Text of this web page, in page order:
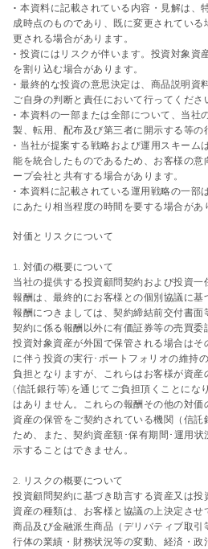
• 本資料に記載されている内容・見解は、
成時点のものであり、既に変更されてい
更される場合があります。
• 投資にはリスクが伴います。投資対象資
を割り込む場合があります。
• 最終的な投資の意思決定は、商品説明資
ご自身の判断と責任において行ってくださ
• 本資料の一部または全部について、当社
製、転用、配布及び第三者に開示する等の
• 当社が提案する戦略および運用スキーム
能を統合したものであるため、お客様の
ープ会社と共有する場合があります。
• 本資料に記載されている運用戦略の一部
にあたり相当程度の時間を要する場合があ
対価とリスクについて
1. 対価の概要について
当社の提供する投資顧問契約および投資
報酬は、最終的にお客様との個別協議に
報酬につきましては、契約締結前交付書
契約に係る報酬以外に有価証券等の売買委
投資対象資産が外国で保管される場合は
に伴う投資の実行･ポートフォリオの維持
負担となりますが、これらはお客様が資
(信託銀行等)を通じてご負担頂くことにな
はありません。これらの報酬その他の対
資産の保管をご契約されている機関（信
ため、また、契約資産額･保有期間･運用
示することはできません。
2. リスクの概要について
投資顧問契約に基づき助言する資産又は投
資産の種類は、お客様と協議の上決定さ
商品及び金融派生商品（デリバティブ取引
行体の業績・財務状況等の変動、経済・